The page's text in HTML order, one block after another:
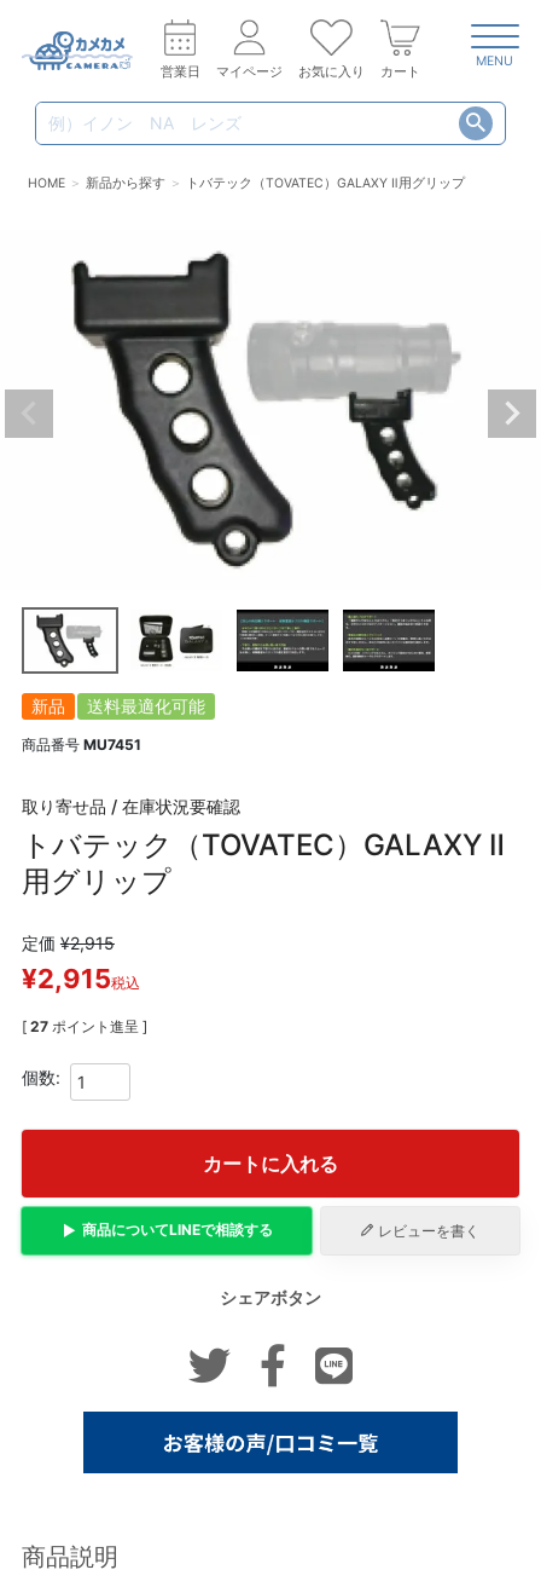
営業日 マイページ お気に入り カート
MENU
HOME 新品から探す トバテック（TOVATEC）GALAXY Ⅱ用グリップ
新品 送料最適化可能
商品番号 MU7451
取り寄せ品 / 在庫状況要確認
トバテック（TOVATEC）GALAXY Ⅱ
用グリップ
定価 ¥2,915
¥2,915税込
[ 27 ポイント進呈 ]
カートに入れる
商品についてLINEで相談する レビューを書く
シェアボタン
商品説明